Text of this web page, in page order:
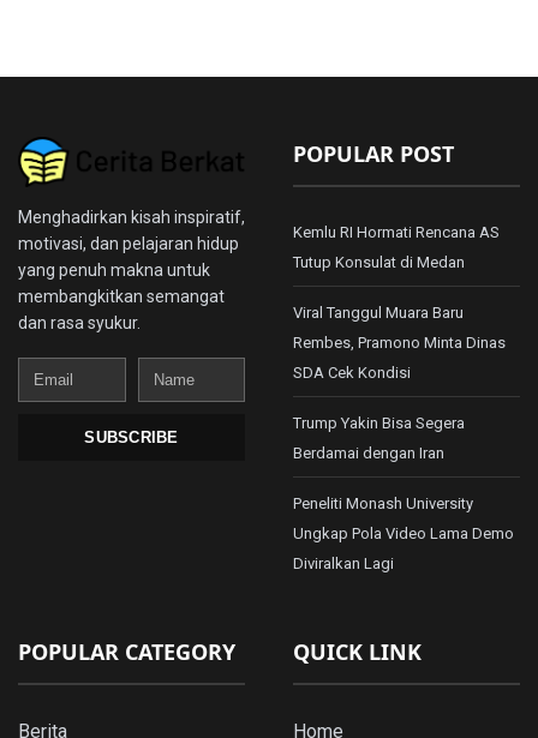
Menghadirkan kisah inspiratif,
motivasi, dan pelajaran hidup
yang penuh makna untuk
membangkitkan semangat
dan rasa syukur.
Email
Name
SUBSCRIBE
POPULAR POST
Kemlu RI Hormati Rencana AS
Tutup Konsulat di Medan
Viral Tanggul Muara Baru
Rembes, Pramono Minta Dinas
SDA Cek Kondisi
Trump Yakin Bisa Segera
Berdamai dengan Iran
Peneliti Monash University
Ungkap Pola Video Lama Demo
Diviralkan Lagi
POPULAR CATEGORY
Berita
QUICK LINK
Home